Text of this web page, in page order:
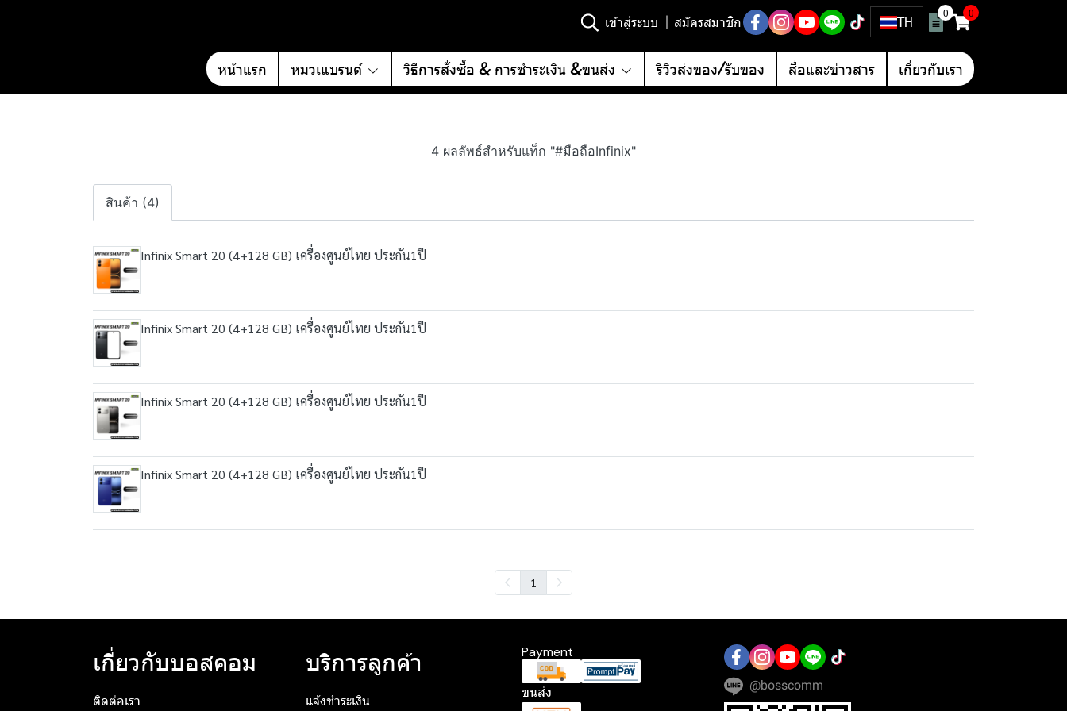
เข้าสู่ระบบ สมัครสมาชิก TH
0 0
หน้าแรก หมวเแบรนด์ วิธีการสั่งซื้อ & การชำระเงิน &ขนส่ง รีวิวส่งของ/รับของ สื่อและข่าวสาร เกี่ยวกับเรา
4 ผลลัพธ์สำหรับแท็ก "#มือถือInfinix"
สินค้า (4)
Infinix Smart 20 (4+128 GB) เครื่องศูนย์ไทย ประกัน1ปี
Infinix Smart 20 (4+128 GB) เครื่องศูนย์ไทย ประกัน1ปี
Infinix Smart 20 (4+128 GB) เครื่องศูนย์ไทย ประกัน1ปี
Infinix Smart 20 (4+128 GB) เครื่องศูนย์ไทย ประกัน1ปี
1
เกี่ยวกับบอสคอม
ติดต่อเรา
บริการลูกค้า
แจ้งชำระเงิน
Payment
ขนส่ง @bosscomm